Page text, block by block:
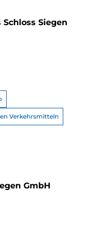
Siegen
Verkehrsmitteln
GmbH